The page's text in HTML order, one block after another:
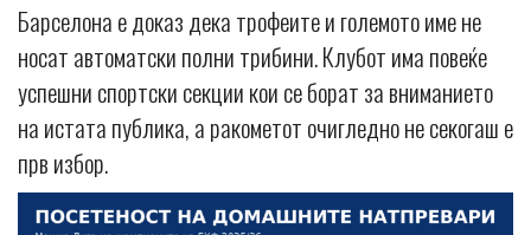
Барселона е доказ дека трофеите и големото име не
носат автоматски полни трибини. Клубот има повеќе
успешни спортски секции кои се борат за вниманието
на истата публика, а ракометот очигледно не секогаш е
прв избор.